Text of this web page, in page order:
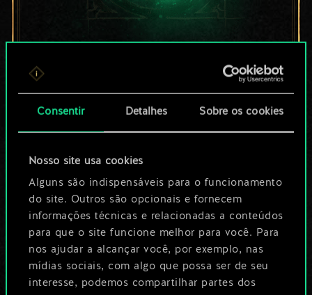
Consentir Detalhes Sobre os cookies
Nosso site usa cookies
Alguns são indispensáveis para o funcionamento
do site. Outros são opcionais e fornecem
informações técnicas e relacionadas a conteúdos
para que o site funcione melhor para você. Para
nos ajudar a alcançar você, por exemplo, nas
mídias sociais, com algo que possa ser de seu
interesse, podemos compartilhar partes dos
Por enquanto, isto é
apenas um conjunto
compartilhado.
No entanto, dá para
ser muito mais!
Dê um nome para este baralho e crie
um guia